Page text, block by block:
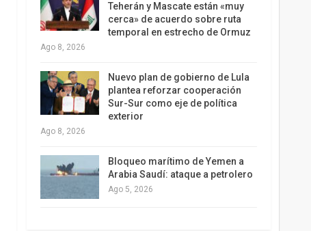
Teherán y Mascate están «muy
cerca» de acuerdo sobre ruta
temporal en estrecho de Ormuz
Ago 8, 2026
Nuevo plan de gobierno de Lula
plantea reforzar cooperación
Sur-Sur como eje de política
exterior
Ago 8, 2026
Bloqueo marítimo de Yemen a
Arabia Saudí: ataque a petrolero
Ago 5, 2026